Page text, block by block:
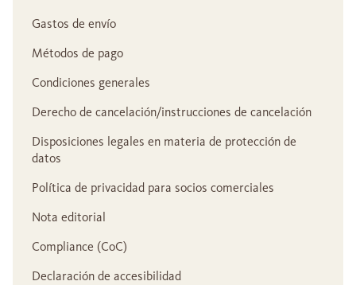
Gastos de envío
Métodos de pago
Condiciones generales
Derecho de cancelación/instrucciones de cancelación
Disposiciones legales en materia de protección de
datos
Política de privacidad para socios comerciales
Nota editorial
Compliance (CoC)
Declaración de accesibilidad